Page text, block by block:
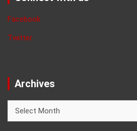
Facebook
Twitter
Archives